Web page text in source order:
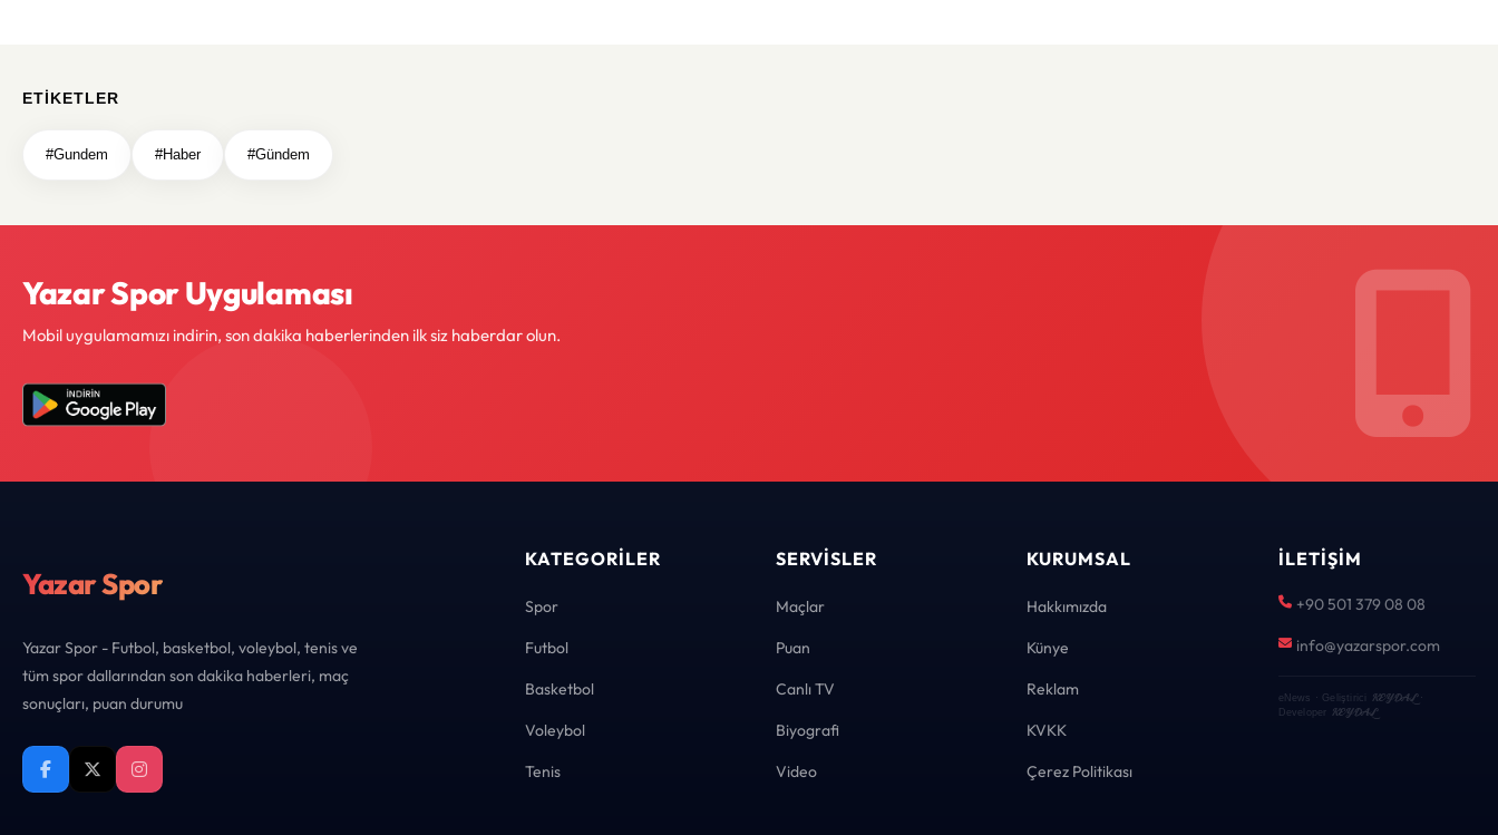
ETIKETLER
#Gundem #Haber #Gündem
Yazar Spor Uygulaması
Mobil uygulamamızı indirin, son dakika haberlerinden ilk siz haberdar olun.
Yazar Spor
Yazar Spor - Futbol, basketbol, voleybol, tenis ve
tüm spor dallarından son dakika haberleri, maç
sonuçları, puan durumu
KATEGORILER
Spor
Futbol
Basketbol
Voleybol
Tenis
SERVISLER
Maçlar
Puan
Canlı TV
Biyografi
Video
KURUMSAL
Hakkımızda
Künye
Reklam
KVKK
Çerez Politikası
İLETIŞIM
+90 501 379 08 08
info@yazarspor.com
eNews · Geliştirici KEYDAL·
Developer KEYDAL